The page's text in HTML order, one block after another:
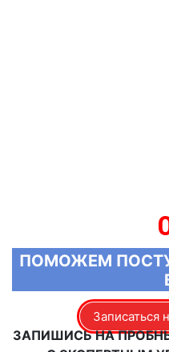
ПОМОЖЕМ
Записаться
ЗАПИШИСЬ НА